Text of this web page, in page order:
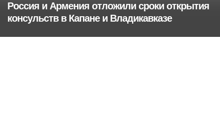
Россия и Армения отложили сроки открытия
консульств в Капане и Владикавказе